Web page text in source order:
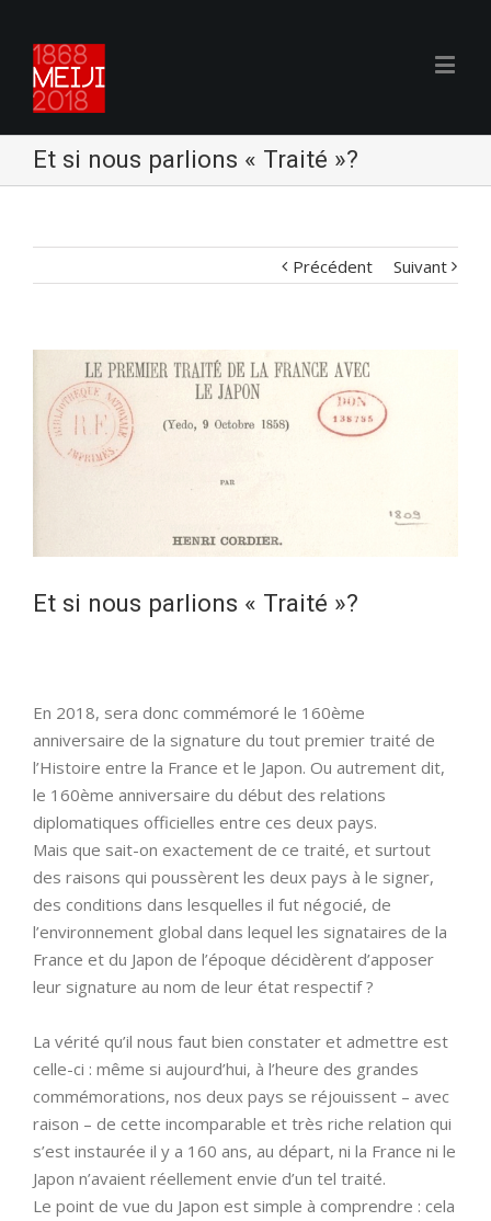
Et si nous parlions « Traité »?
Précédent Suivant
l'image
agrandie
Et si nous parlions « Traité »?
En 2018, sera donc commémoré le 160ème
anniversaire de la signature du tout premier traité de
l’Histoire entre la France et le Japon. Ou autrement dit,
le 160ème anniversaire du début des relations
diplomatiques officielles entre ces deux pays.
Mais que sait-on exactement de ce traité, et surtout
des raisons qui poussèrent les deux pays à le signer,
des conditions dans lesquelles il fut négocié, de
l’environnement global dans lequel les signataires de la
France et du Japon de l’époque décidèrent d’apposer
leur signature au nom de leur état respectif ?
La vérité qu’il nous faut bien constater et admettre est
celle-ci : même si aujourd’hui, à l’heure des grandes
commémorations, nos deux pays se réjouissent – avec
raison – de cette incomparable et très riche relation qui
s’est instaurée il y a 160 ans, au départ, ni la France ni le
Japon n’avaient réellement envie d’un tel traité.
Le point de vue du Japon est simple à comprendre : cela